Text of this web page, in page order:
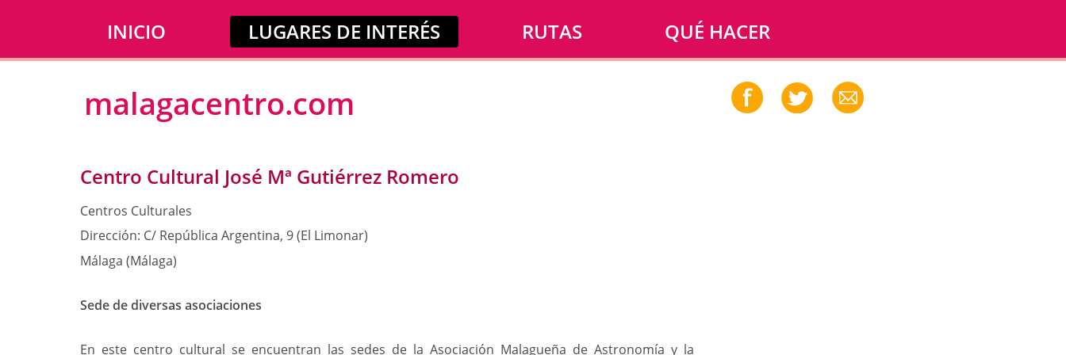
INICIO LUGARES DE INTERÉS RUTAS QUÉ HACER
malagacentro.com
Centro Cultural José Mª Gutiérrez Romero
Centros Culturales
Dirección: C/ República Argentina, 9 (El Limonar)
Málaga (Málaga)
Sede de diversas asociaciones
En este centro cultural se encuentran las sedes de la Asociación Malagueña de Astronomía y la